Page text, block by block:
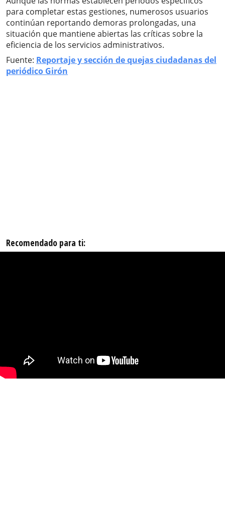
para completar estas gestiones, numerosos usuarios
continúan reportando demoras prolongadas, una
situación que mantiene abiertas las críticas sobre la
eficiencia de los servicios administrativos.
Fuente: Reportaje y sección de quejas ciudadanas del
periódico Girón
Recomendado para ti: